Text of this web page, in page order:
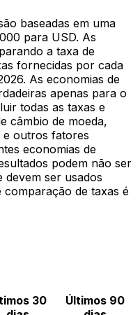
baseadas em uma
para USD. As
a taxa de
fornecidas por cada
As economias de
apenas para o
todas as taxas e
câmbio de moeda,
e outros fatores
economias de
podem não ser
devem ser usados
comparação de taxas é
30
Últimos 90